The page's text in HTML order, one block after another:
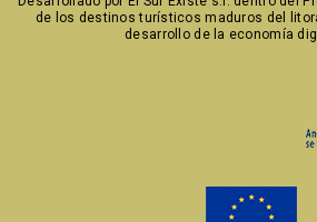
de los destinos turísticos maduros del
desarrollo de la economía